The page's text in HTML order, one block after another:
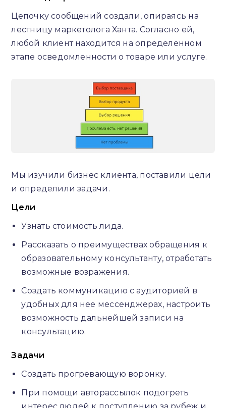
Цепочку сообщений создали, опираясь на
лестницу маркетолога Ханта. Согласно ей,
любой клиент находится на определенном
этапе осведомленности о товаре или услуге.
Мы изучили бизнес клиента, поставили цели
и определили задачи.
Цели
Узнать стоимость лида.
Рассказать о преимуществах обращения к
образовательному консультанту, отработать
возможные возражения.
Создать коммуникацию с аудиторией в
удобных для нее мессенджерах, настроить
возможность дальнейшей записи на
консультацию.
Задачи
Создать прогревающую воронку.
При помощи авторассылок подогреть